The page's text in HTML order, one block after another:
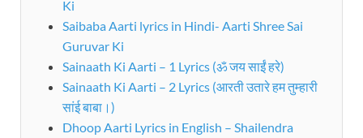
Ki
Saibaba Aarti lyrics in Hindi- Aarti Shree Sai
Guruvar Ki
Sainaath Ki Aarti – 1 Lyrics (ॐ जय साईं हरे)
Sainaath Ki Aarti – 2 Lyrics (आरती उतारे हम तुम्हारी
सांई बाबा।)
Dhoop Aarti Lyrics in English – Shailendra